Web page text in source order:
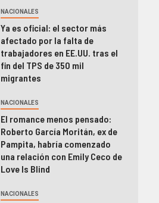
NACIONALES
Ya es oficial: el sector más
afectado por la falta de
trabajadores en EE.UU. tras el
fin del TPS de 350 mil
migrantes
NACIONALES
El romance menos pensado:
Roberto García Moritán, ex de
Pampita, habría comenzado
una relación con Emily Ceco de
Love Is Blind
NACIONALES